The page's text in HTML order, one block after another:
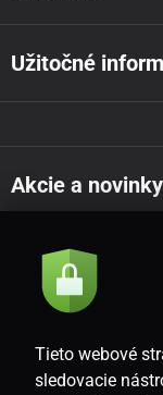
Užitočné
Akcie a
Súhlasím so
Tieto webové
sledovacie